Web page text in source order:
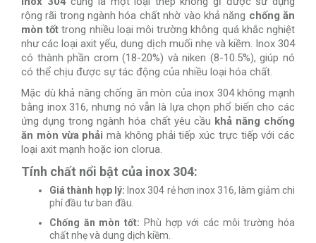
rộng rãi trong ngành hóa chất nhờ vào khả năng chống ăn
mòn tốt trong nhiều loại môi trường không quá khắc nghiệt
như các loại axit yếu, dung dịch muối nhẹ và kiềm. Inox 304
có thành phần crom (18-20%) và niken (8-10.5%), giúp nó
có thể chịu được sự tác động của nhiều loại hóa chất.
Mặc dù khả năng chống ăn mòn của inox 304 không mạnh
bằng inox 316, nhưng nó vẫn là lựa chọn phổ biến cho các
ứng dụng trong ngành hóa chất yêu cầu khả năng chống
ăn mòn vừa phải mà không phải tiếp xúc trực tiếp với các
loại axit mạnh hoặc ion clorua.
Tính chất nổi bật của inox 304:
Giá thành hợp lý: Inox 304 rẻ hơn inox 316, làm giảm chi
phí đầu tư ban đầu.
Chống ăn mòn tốt: Phù hợp với các môi trường hóa
chất nhẹ và dung dịch kiềm.